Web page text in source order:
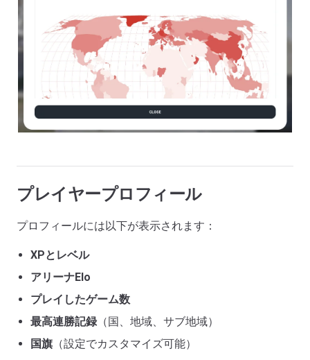
プレイヤープロフィール
プロフィールには以下が表示されます：
XPとレベル
アリーナElo
プレイしたゲーム数
最高連勝記録 （国、地域、サブ地域）
国旗 （設定でカスタマイズ可能）